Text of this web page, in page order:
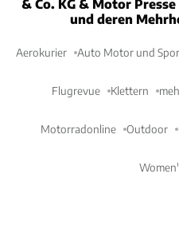
& Co. KG & Motor
und deren
Aerokurier Auto Motor und
Flugrevue Klettern
Motorradonline Outdoor